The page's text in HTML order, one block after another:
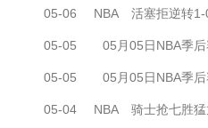
05-06 NBA 活塞拒逆转1-0骑士！坎
05-05 05月05日NBA季后赛东部半
05-05 05月05日NBA季后赛西部半决
05-04 NBA 骑士抢七胜猛龙惊险晋级